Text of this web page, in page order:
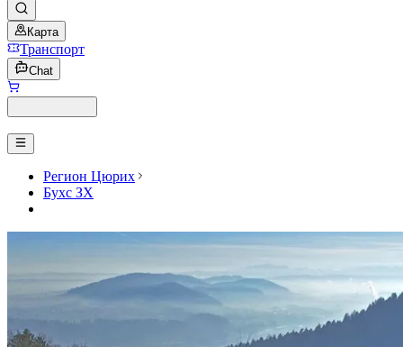
Карта
Транспорт
Chat
Регион Цюрих
Бухс ЗХ